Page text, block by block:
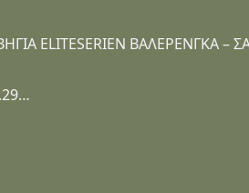
ELITESERIEN ΒΑΛΕΡΕΝΓΚΑ